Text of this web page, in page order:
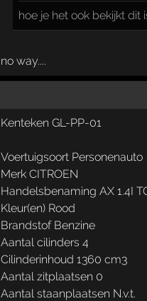
hoe je het ook bekijkt dit
no way....
Kenteken GL-PP-01
Voertuigsoort Personenauto
Merk CITROEN
Handelsbenaming AX 1.4I
Kleur(en) Rood
Brandstof Benzine
Aantal cilinders 4
Cilinderinhoud 1360 cm3
Aantal zitplaatsen 0
Aantal staanplaatsen N.v.t.